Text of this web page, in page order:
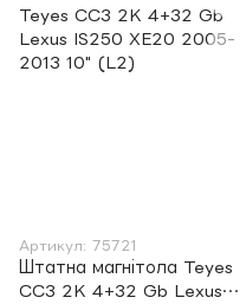
Артикул: 75721
Штатна магнітола Teyes
CC3 2K 4+32 Gb Lexus